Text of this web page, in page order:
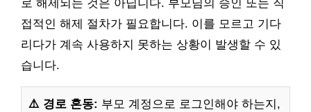
로 해제되는 것은 아닙니다. 부모님의 승인 또는 직
접적인 해제 절차가 필요합니다. 이를 모르고 기다
리다가 계속 사용하지 못하는 상황이 발생할 수 있
습니다.
⚠️ 경로 혼동: 부모 계정으로 로그인해야 하는지,